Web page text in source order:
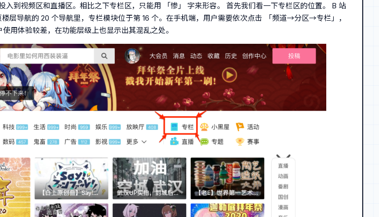
入到视频区和直播区。相比之下专栏区，只能用 「惨」 字来形容。 首先我们看一下专栏区的位置。 B 站
层导航的 20 个导航里，专栏模块位于第 16 个。在手机端，用户需要依次点击 「频道→分区→专栏」，
用体验较差，在功能层级上也显示出其混乱之处。